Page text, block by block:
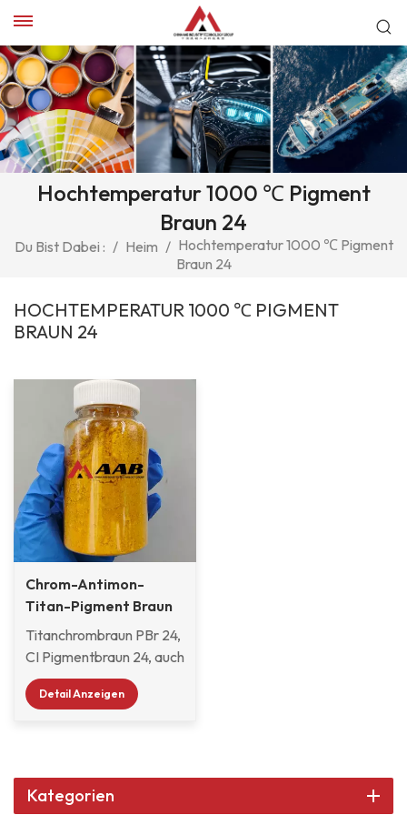
Hochtemperatur 1000 ℃ Pigment
Braun 24
Du Bist Dabei : / Heim / Hochtemperatur 1000 ℃ Pigment
Braun 24
HOCHTEMPERATUR 1000 ℃ PIGMENT
BRAUN 24
Chrom-Antimon-
Titan-Pigment Braun
24 (77310)
Titanchrombraun PBr 24,
CI Pigmentbraun 24, auch
bekannt als
Titanchromgelb oder
Verbundpigment, das
Detail Anzeigen
Kategorien